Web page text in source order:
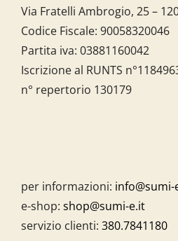
Via Fratelli Ambrogio, 25 –
Codice Fiscale: 90058320046
Partita iva: 03881160042
Iscrizione al RUNTS
n° repertorio 130179
per informazioni: info@sumi-
e-shop: shop@sumi-e.it
servizio clienti: 380.7841180